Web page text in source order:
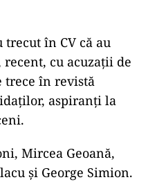
în CV că au
cu acuzații de
trece în revistă
aspiranți la
Mircea Geoană,
și George Simion.